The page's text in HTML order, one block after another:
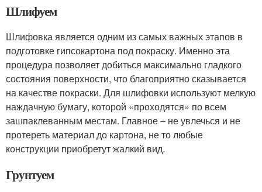
Шлифуем
Шлифовка является одним из самых важных этапов в
подготовке гипсокартона под покраску. Именно эта
процедура позволяет добиться максимально гладкого
состояния поверхности, что благоприятно сказывается
на качестве покраски. Для шлифовки используют мелкую
наждачную бумагу, которой «проходятся» по всем
зашпаклеванным местам. Главное – не увлечься и не
протереть материал до картона, не то любые
конструкции приобретут жалкий вид.
Грунтуем